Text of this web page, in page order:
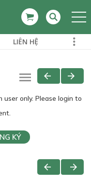
LIÊN HỆ
only. Please login to
KÝ